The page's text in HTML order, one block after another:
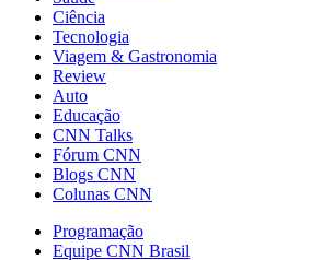
Ciência
Tecnologia
Viagem & Gastronomia
Review
Auto
Educação
CNN Talks
Fórum CNN
Blogs CNN
Colunas CNN
Programação
Equipe CNN Brasil